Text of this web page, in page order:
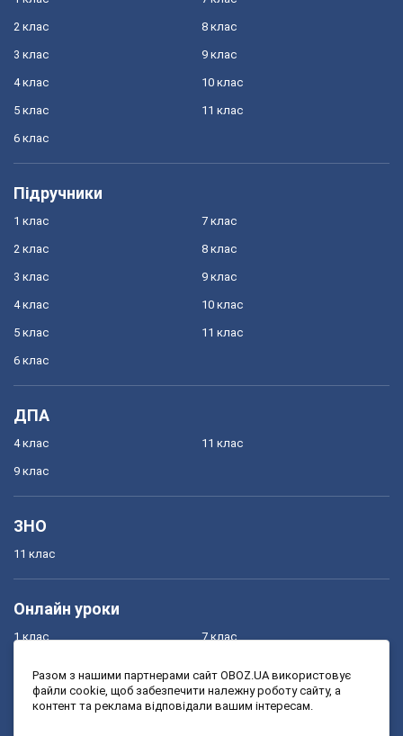
2 клас
3 клас
4 клас
5 клас
6 клас
8 клас
9 клас
10 клас
11 клас
Підручники
1 клас
2 клас
3 клас
4 клас
5 клас
6 клас
7 клас
8 клас
9 клас
10 клас
11 клас
ДПА
4 клас
9 клас
11 клас
ЗНО
11 клас
Онлайн уроки
1 клас
3 клас
7 клас
9 клас
Разом з нашими партнерами сайт OBOZ.UA використовує
файли cookie, щоб забезпечити належну роботу сайту, а
контент та реклама відповідали вашим інтересам.